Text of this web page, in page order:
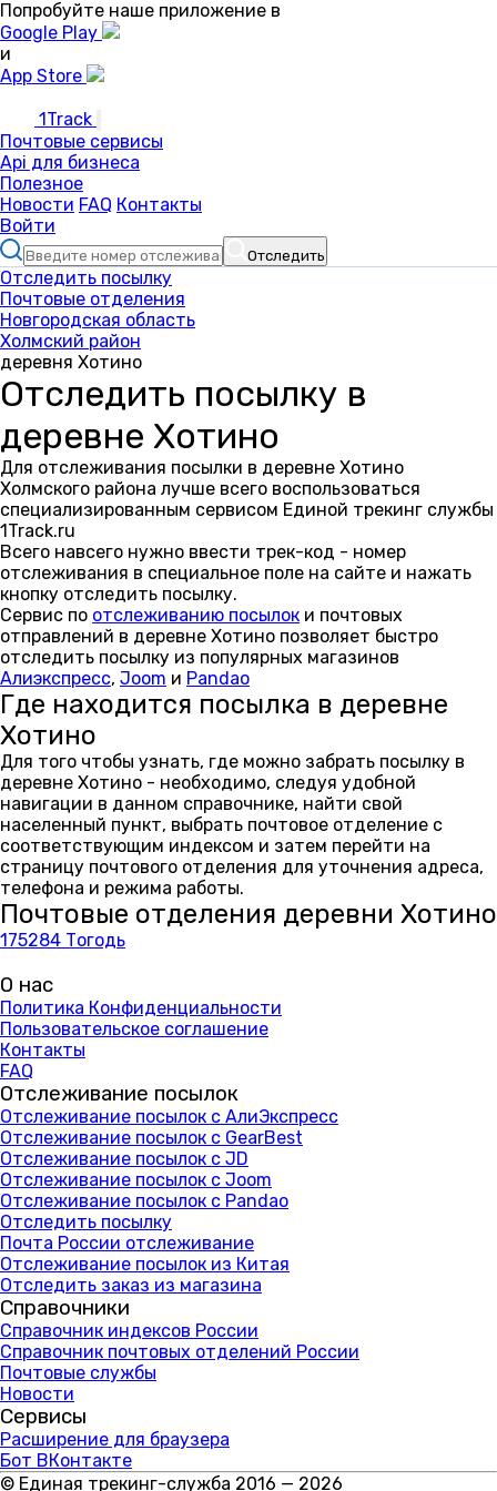
Попробуйте наше приложение в
Google Play
и
App Store
1Track
Почтовые сервисы
Api для бизнеса
Полезное
Новости FAQ Контакты
Войти
Отследить
Отследить посылку
Почтовые отделения
Новгородская область
Холмский район
деревня Хотино
Отследить посылку в
деревне Хотино
Для отслеживания посылки в деревне Хотино
Холмского района лучше всего воспользоваться
специализированным сервисом Единой трекинг службы
1Track.ru
Всего навсего нужно ввести трек-код - номер
отслеживания в специальное поле на сайте и нажать
кнопку отследить посылку.
Сервис по отслеживанию посылок и почтовых
отправлений в деревне Хотино позволяет быстро
отследить посылку из популярных магазинов
Алиэкспресс, Joom и Pandao
Где находится посылка в деревне
Хотино
Для того чтобы узнать, где можно забрать посылку в
деревне Хотино - необходимо, следуя удобной
навигации в данном справочнике, найти свой
населенный пункт, выбрать почтовое отделение с
соответствующим индексом и затем перейти на
страницу почтового отделения для уточнения адреса,
телефона и режима работы.
Почтовые отделения деревни Хотино
175284 Тогодь
О нас
Политика Конфиденциальности
Пользовательское соглашение
Контакты
FAQ
Отслеживание посылок
Отслеживание посылок с АлиЭкспресс
Отслеживание посылок с GearBest
Отслеживание посылок с JD
Отслеживание посылок с Joom
Отслеживание посылок с Pandao
Отследить посылку
Почта России отслеживание
Отслеживание посылок из Китая
Отследить заказ из магазина
Справочники
Справочник индексов России
Справочник почтовых отделений России
Почтовые службы
Новости
Сервисы
Расширение для браузера
Бот ВКонтакте
© Единая трекинг-служба 2016 — 2026